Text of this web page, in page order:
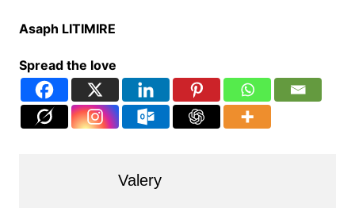
Asaph LITIMIRE
Spread the love
Valery